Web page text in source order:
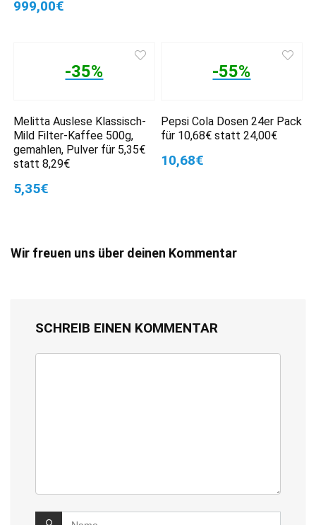
999,00€
-35%
Melitta Auslese Klassisch-
Mild Filter-Kaffee 500g,
gemahlen, Pulver für 5,35€
statt 8,29€
5,35€
-55%
Pepsi Cola Dosen 24er Pack
für 10,68€ statt 24,00€
10,68€
Wir freuen uns über deinen Kommentar
SCHREIB EINEN KOMMENTAR